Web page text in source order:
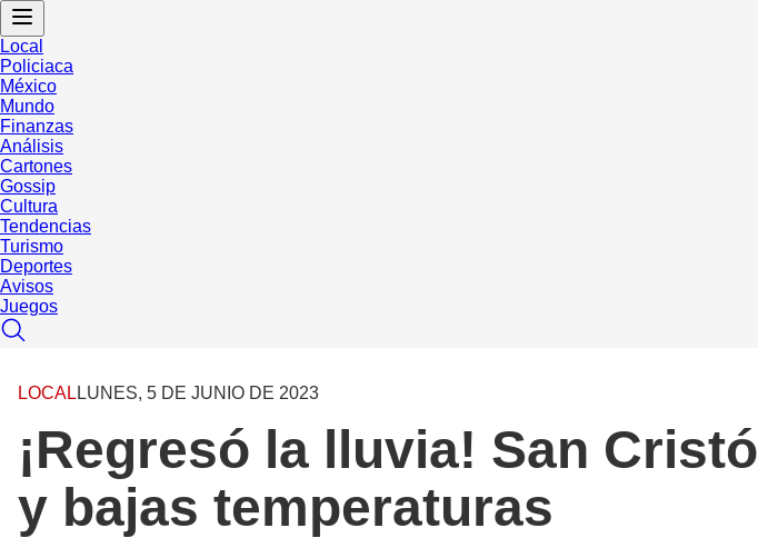
Local
Policiaca
México
Mundo
Finanzas
Análisis
Cartones
Gossip
Cultura
Tendencias
Turismo
Deportes
Avisos
Juegos
LOCAL LUNES, 5 DE JUNIO DE 2023
¡Regresó la lluvia! San
y bajas temperaturas